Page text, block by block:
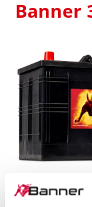
Banner
Buffalo Bull